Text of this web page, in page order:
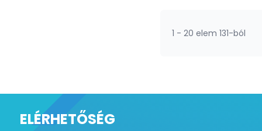
Tápegység
Telefonvonali behallgató
1 - 20 elem 131-ból
ELÉRHETŐSÉG